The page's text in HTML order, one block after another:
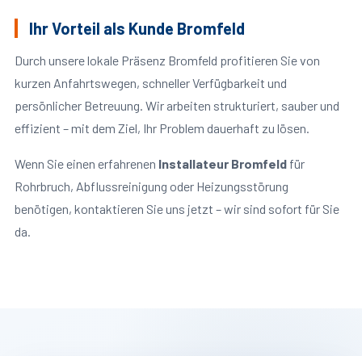
Ihr Vorteil als Kunde Bromfeld
Durch unsere lokale Präsenz Bromfeld profitieren Sie von
kurzen Anfahrtswegen, schneller Verfügbarkeit und
persönlicher Betreuung. Wir arbeiten strukturiert, sauber und
effizient – mit dem Ziel, Ihr Problem dauerhaft zu lösen.
Wenn Sie einen erfahrenen Installateur Bromfeldfür
Rohrbruch, Abflussreinigung oder Heizungsstörung
benötigen, kontaktieren Sie uns jetzt – wir sind sofort für Sie
da.